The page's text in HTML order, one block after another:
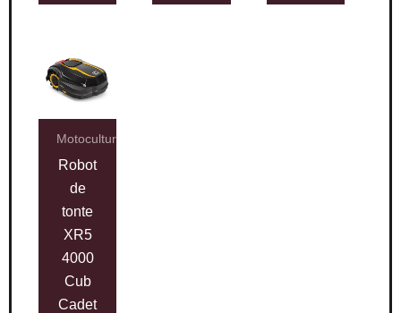
Motoculture
Robot
de
tonte
XR5
4000
Cub
Cadet